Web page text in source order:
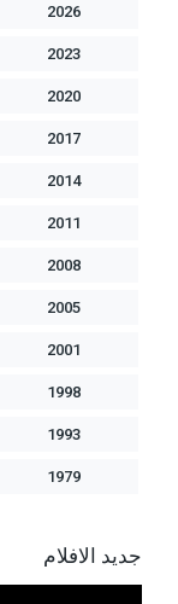
2026
2023
2020
2017
2014
2011
2008
2005
2001
1998
1993
1979
جديد الافلام